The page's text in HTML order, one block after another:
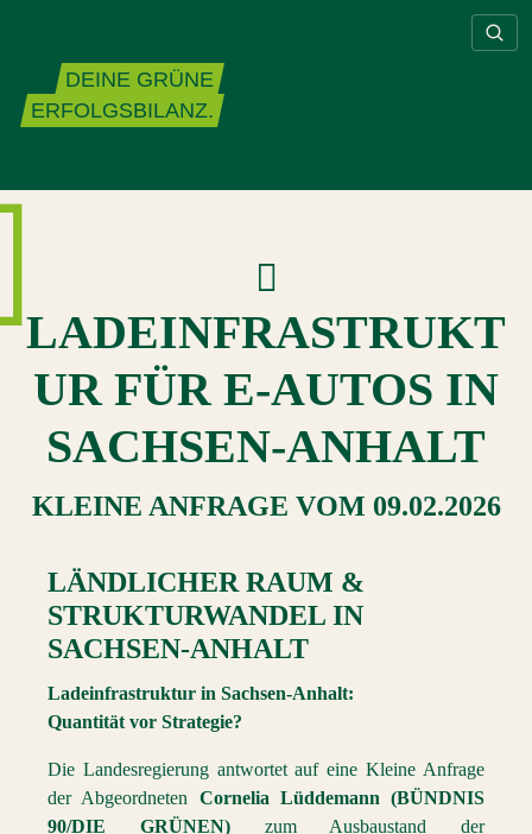
DEINE GRÜNE
ERFOLGSBILANZ.
LADEINFRASTRUKT
UR FÜR E‐AUTOS IN
SACHSEN‐ANHALT
KLEINE ANFRAGE VOM 09.02.2026
LÄNDLICHER RAUM &
STRUKTURWANDEL IN
SACHSEN-ANHALT
Ladeinfrastruktur in Sachsen-Anhalt:
Quantität vor Strategie?
Die Landesregierung antwortet auf eine Kleine Anfrage
der Abgeordneten Cornelia Lüddemann (BÜNDNIS
90/DIE GRÜNEN)zum Ausbaustand der